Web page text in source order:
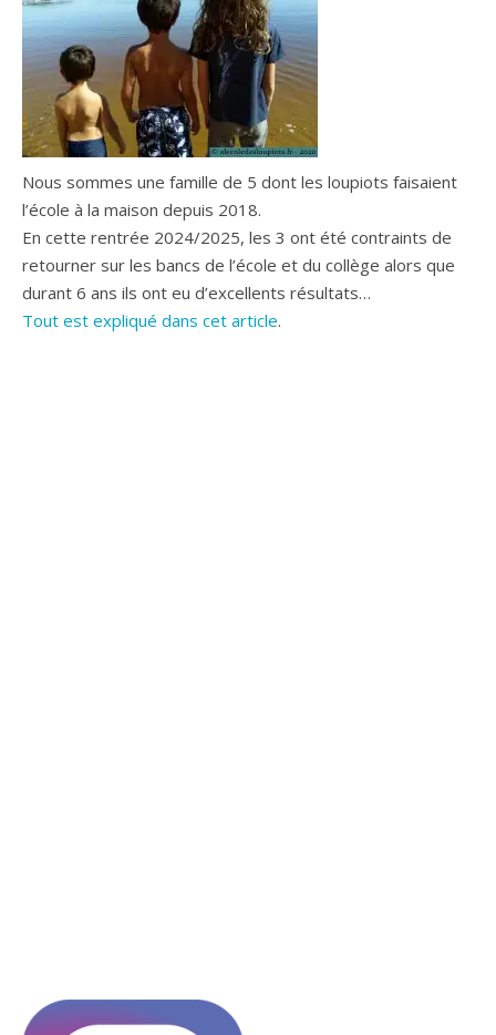
Nous sommes une famille de 5 dont les loupiots faisaient
l’école à la maison depuis 2018.
En cette rentrée 2024/2025, les 3 ont été contraints de
retourner sur les bancs de l’école et du collège alors que
durant 6 ans ils ont eu d’excellents résultats…
Tout est expliqué dans cet article.